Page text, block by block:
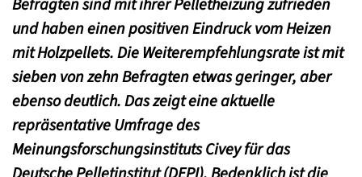
und haben einen positiven Eindruck vom Heizen
mit Holzpellets. Die Weiterempfehlungsrate ist mit
sieben von zehn Befragten etwas geringer, aber
ebenso deutlich. Das zeigt eine aktuelle
repräsentative Umfrage des
Meinungsforschungsinstituts Civey für das